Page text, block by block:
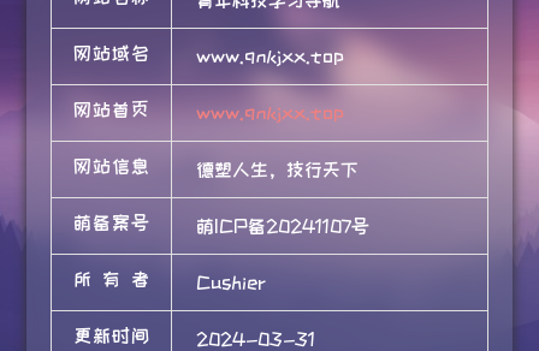
网站域名 www.qnkjxx.top
网站首页 www.qnkjxx.top
网站信息 德塑人生，技行天下
萌备案号 萌ICP备20241107号
所有者 Cushier
更新时间 2024-03-31